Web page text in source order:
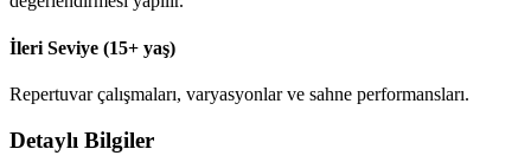
İleri Seviye (15+ yaş)
Repertuvar çalışmaları, varyasyonlar ve sahne performansları.
Detaylı Bilgiler